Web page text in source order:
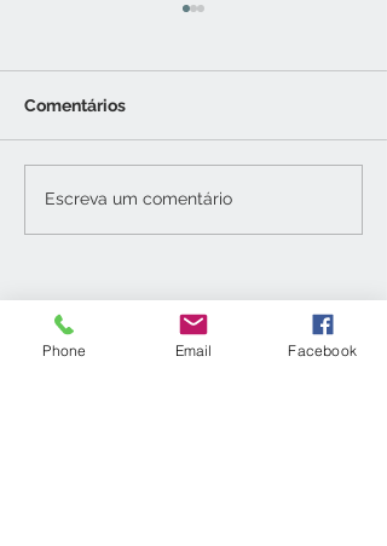
COMO LIMPAR TAPETE
Comentários
Escreva um comentário
Tel. e WhatsApp(21)
2611-4091
Phone Email Facebook